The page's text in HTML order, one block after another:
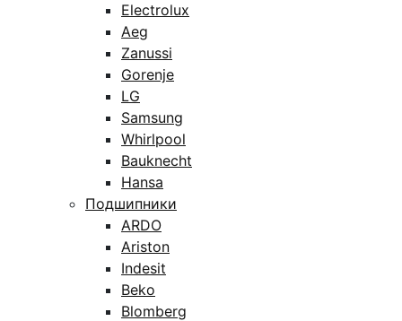
Electrolux
Aeg
Zanussi
Gorenje
LG
Samsung
Whirlpool
Bauknecht
Hansa
Подшипники
ARDO
Ariston
Indesit
Beko
Blomberg